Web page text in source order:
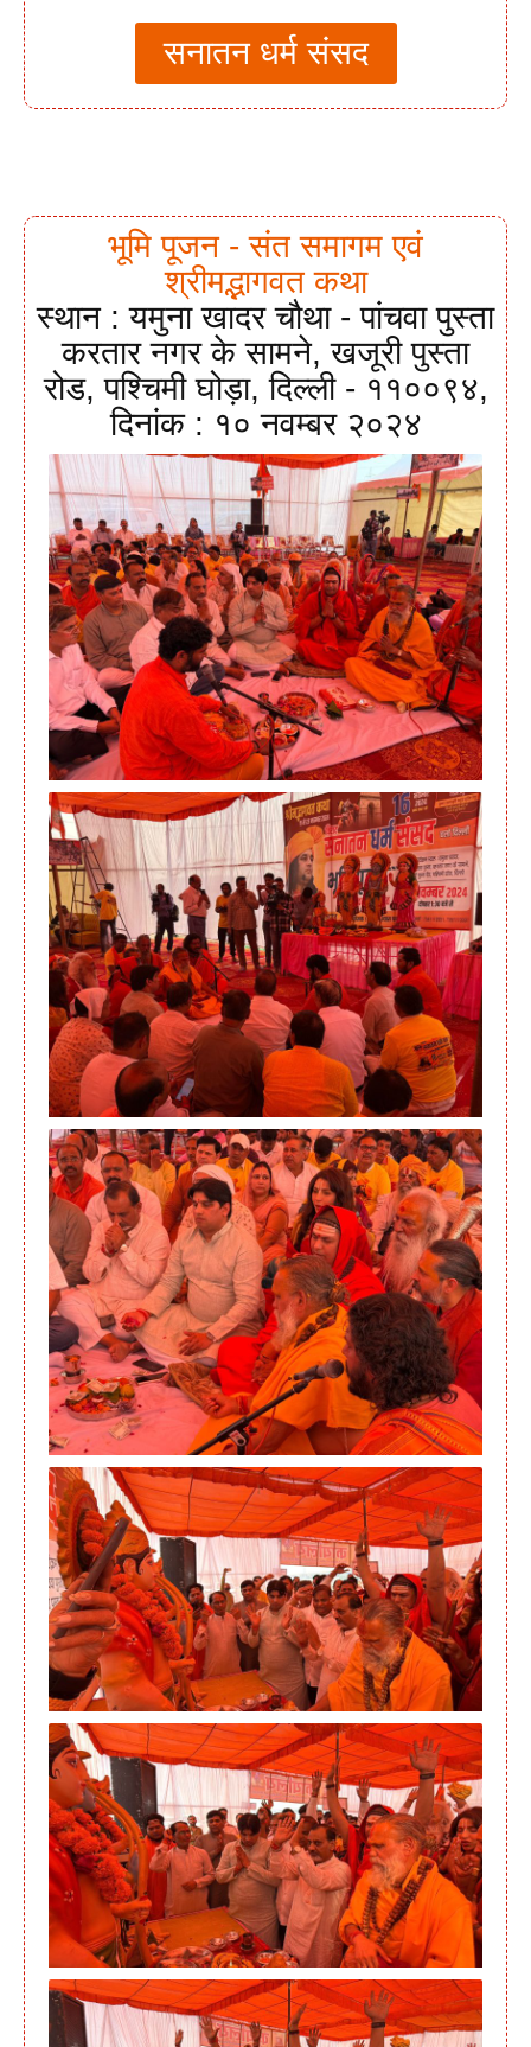
सनातन धर्म संसद
भूमि पूजन - संत समागम एवं
श्रीमद्भागवत कथा
स्थान : यमुना खादर चौथा - पांचवा पुस्ता
करतार नगर के सामने, खजूरी पुस्ता
रोड, पश्चिमी घोड़ा, दिल्ली - ११००९४,
दिनांक : १० नवम्बर २०२४